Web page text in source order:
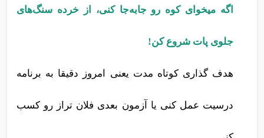
اگه میخوای کوه رو جابه‌جا کنی، از خرده‌ سنگ‌های
جلوی پات شروع کن!
هدف گذاری کوتاه مدت یعنی امروز دقیقا به برنامه
درسیت عمل کنی یا آزمون بعدی فلان تراز رو کسب